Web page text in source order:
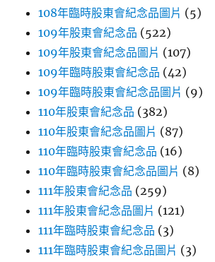
108年臨時股東會紀念品圖片 (5)
109年股東會紀念品 (522)
109年股東會紀念品圖片 (107)
109年臨時股東會紀念品 (42)
109年臨時股東會紀念品圖片 (9)
110年股東會紀念品 (382)
110年股東會紀念品圖片 (87)
110年臨時股東會紀念品 (16)
110年臨時股東會紀念品圖片 (8)
111年股東會紀念品 (259)
111年股東會紀念品圖片 (121)
111年臨時股東會紀念品 (3)
111年臨時股東會紀念品圖片 (3)